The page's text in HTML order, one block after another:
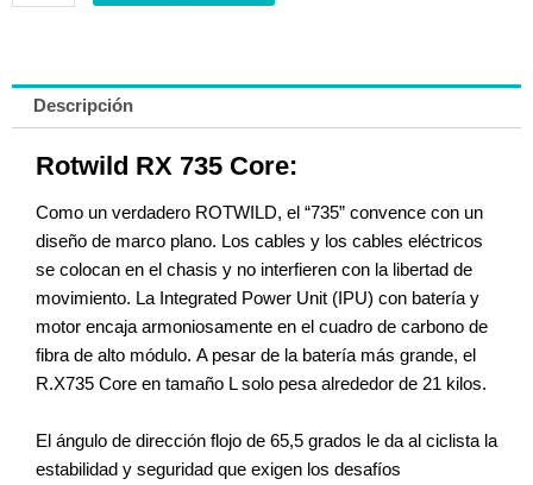
Descripción
Rotwild RX 735 Core:
Como un verdadero ROTWILD, el “735” convence con un
diseño de marco plano. Los cables y los cables eléctricos
se colocan en el chasis y no interfieren con la libertad de
movimiento. La Integrated Power Unit (IPU) con batería y
motor encaja armoniosamente en el cuadro de carbono de
fibra de alto módulo. A pesar de la batería más grande, el
R.X735 Core en tamaño L solo pesa alrededor de 21 kilos.
El ángulo de dirección flojo de 65,5 grados le da al ciclista la
estabilidad y seguridad que exigen los desafíos